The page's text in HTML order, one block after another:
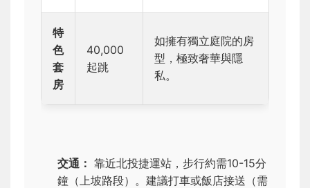
特
色
套
房
40,000
起跳
如擁有獨立庭院的房
型，極致奢華與隱
私。
交通： 靠近北投捷運站，步行約需10-15分
鐘（上坡路段）。建議打車或飯店接送（需